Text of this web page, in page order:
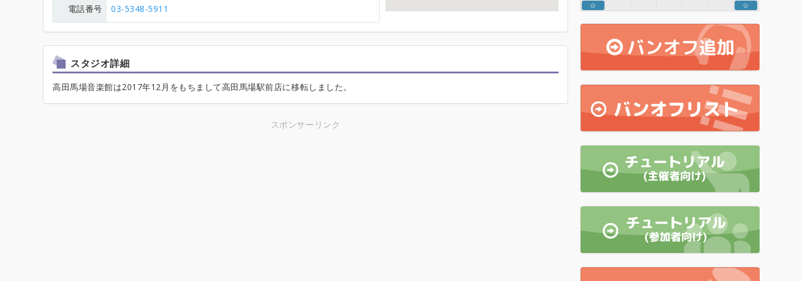
電話番号 03-5348-5911
スタジオ詳細
高田馬場音楽館は2017年12月をもちまして高田馬場駅前店に移転しました。
スポンサーリンク
☆ ☆